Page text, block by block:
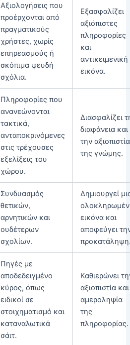
Αξιολογήσεις που
προέρχονται από
πραγματικούς
χρήστες, χωρίς
επηρεασμούς ή
σκόπιμα ψευδή
σχόλια.
Εξασφαλίζει
αξιόπιστες
πληροφορίες
και
αντικειμενική
εικόνα.
Πληροφορίες που
ανανεώνονται
τακτικά,
ανταποκρινόμενες
στις τρέχουσες
εξελίξεις του
χώρου.
Διασφαλίζει
διαφάνεια και
την αξιοπιστία
της γνώμης.
Συνδυασμός
θετικών,
αρνητικών και
ουδέτερων
σχολίων.
Δημιουργεί
εικόνα και
αποφεύγει
Πηγές με
αποδεδειγμένο
κύρος, όπως
ειδικοί σε
στοιχηματισμό και
καταναλωτικά
σάιτ.
Καθιερώνει
αξιοπιστία και
αμεροληψία
της
πληροφορίας.